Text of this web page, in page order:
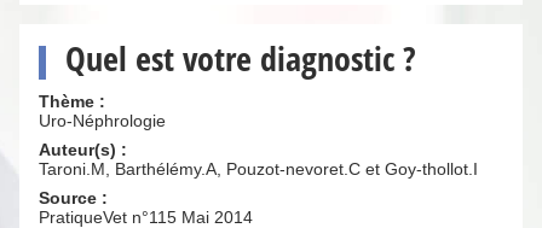
Quel est votre diagnostic ?
Thème :
Uro-Néphrologie
Auteur(s) :
Taroni.M, Barthélémy.A, Pouzot-nevoret.C et Goy-thollot.I
Source :
PratiqueVet n°115 Mai 2014